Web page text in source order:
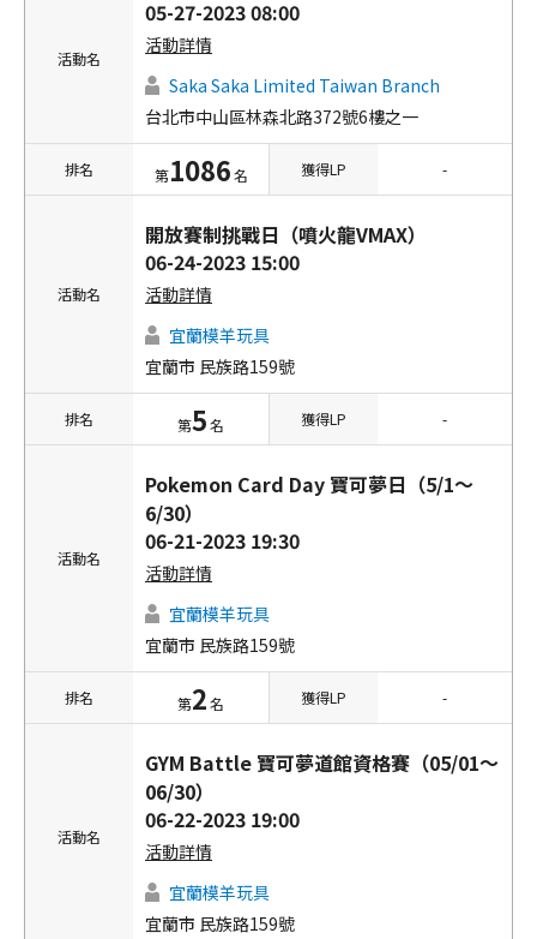
活動名
05-27-2023 08:00
活動詳情
Saka Saka Limited Taiwan Branch
台北市中山區林森北路372號6樓之一
排名 第1086名 獲得LP -
活動名
開放賽制挑戰日（噴火龍VMAX）
06-24-2023 15:00
活動詳情
宜蘭模羊玩具
宜蘭市 民族路159號
排名 第5名 獲得LP -
活動名
Pokemon Card Day 寶可夢日（5/1～
6/30）
06-21-2023 19:30
活動詳情
宜蘭模羊玩具
宜蘭市 民族路159號
排名 第2名 獲得LP -
活動名
GYM Battle 寶可夢道館資格賽（05/01～
06/30）
06-22-2023 19:00
活動詳情
宜蘭模羊玩具
宜蘭市 民族路159號